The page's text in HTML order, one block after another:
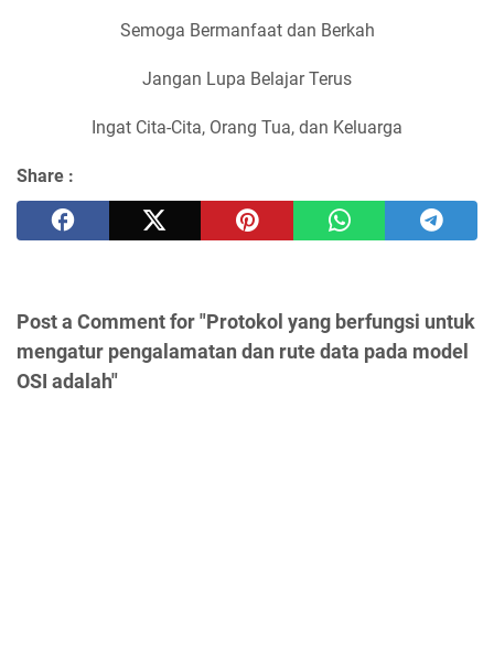
Semoga Bermanfaat dan Berkah
Jangan Lupa Belajar Terus
Ingat Cita-Cita, Orang Tua, dan Keluarga
Share :
Post a Comment for "Protokol yang berfungsi untuk
mengatur pengalamatan dan rute data pada model
OSI adalah"